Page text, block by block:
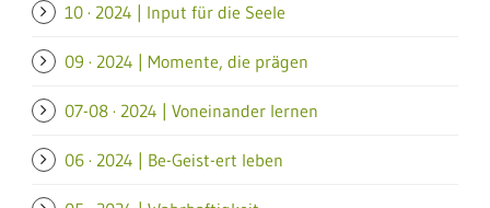
10 · 2024 | Input für die Seele
09 · 2024 | Momente, die prägen
07-08 · 2024 | Voneinander lernen
06 · 2024 | Be-Geist-ert leben